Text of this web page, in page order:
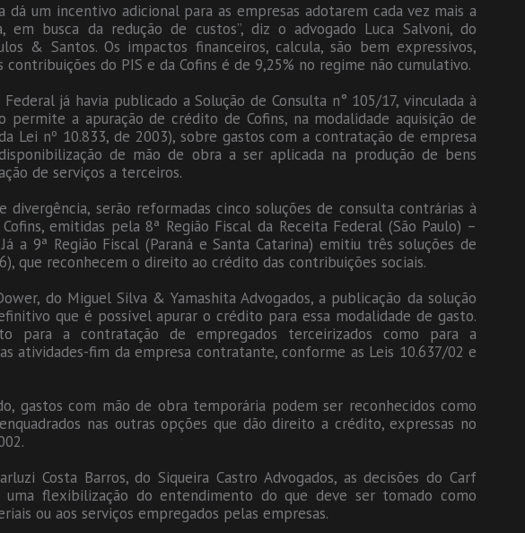
dá um incentivo adicional para as empresas adotarem cada vez mais a
busca da redução de custos”, diz o advogado Luca Salvoni, do
& Santos. Os impactos financeiros, calcula, são bem expressivos,
do PIS e da Cofins é de 9,25% no regime não cumulativo.
já havia publicado a Solução de Consulta n° 105/17, vinculada à
permite a apuração de crédito de Cofins, na modalidade aquisição de
Lei nº 10.833, de 2003), sobre gastos com a contratação de empresa
de mão de obra a ser aplicada na produção de bens
de serviços a terceiros.
divergência, serão reformadas cinco soluções de consulta contrárias à
emitidas pela 8ª Região Fiscal da Receita Federal (São Paulo) –
a 9ª Região Fiscal (Paraná e Santa Catarina) emitiu três soluções de
que reconhecem o direito ao crédito das contribuições sociais.
do Miguel Silva & Yamashita Advogados, a publicação da solução
que é possível apurar o crédito para essa modalidade de gasto.
para a contratação de empregados terceirizados como para a
atividades-fim da empresa contratante, conforme as Leis 10.637/02 e
gastos com mão de obra temporária podem ser reconhecidos como
nas outras opções que dão direito a crédito, expressas no
Costa Barros, do Siqueira Castro Advogados, as decisões do Carf
flexibilização do entendimento do que deve ser tomado como
ou aos serviços empregados pelas empresas.